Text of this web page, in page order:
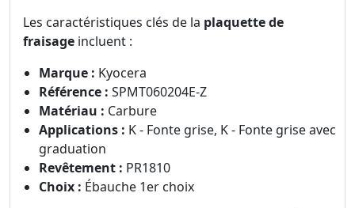
Les caractéristiques clés de la plaquette de
fraisage incluent :
Marque : Kyocera
Référence : SPMT060204E-Z
Matériau : Carbure
Applications : K - Fonte grise, K - Fonte grise avec
graduation
Revêtement : PR1810
Choix : Ébauche 1er choix